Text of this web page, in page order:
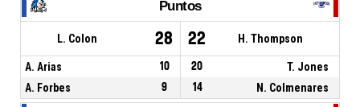
Puntos
L. Colon 28 22 H. Thompson
A. Arias 10 20
T. Jones
A. Forbes
9 14 N. Colmenares